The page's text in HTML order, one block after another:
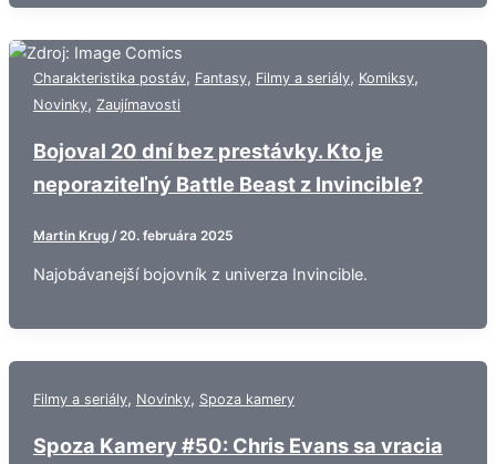
Charakteristika postáv, Fantasy, Filmy a seriály, Komiksy,
Novinky, Zaujímavosti
Bojoval 20 dní bez prestávky. Kto je
neporaziteľný Battle Beast z Invincible?
Martin Krug / 20. februára 2025
Najobávanejší bojovník z univerza Invincible.
Filmy a seriály, Novinky, Spoza kamery
Spoza Kamery #50: Chris Evans sa vracia